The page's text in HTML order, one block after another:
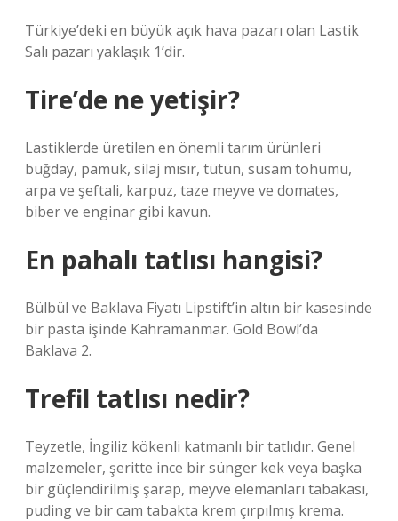
Türkiye’deki en büyük açık hava pazarı olan Lastik
Salı pazarı yaklaşık 1’dir.
Tire’de ne yetişir?
Lastiklerde üretilen en önemli tarım ürünleri
buğday, pamuk, silaj mısır, tütün, susam tohumu,
arpa ve şeftali, karpuz, taze meyve ve domates,
biber ve enginar gibi kavun.
En pahalı tatlısı hangisi?
Bülbül ve Baklava Fiyatı Lipstift’in altın bir kasesinde
bir pasta işinde Kahramanmar. Gold Bowl’da
Baklava 2.
Trefil tatlısı nedir?
Teyzetle, İngiliz kökenli katmanlı bir tatlıdır. Genel
malzemeler, şeritte ince bir sünger kek veya başka
bir güçlendirilmiş şarap, meyve elemanları tabakası,
puding ve bir cam tabakta krem ​​çırpılmış krema.